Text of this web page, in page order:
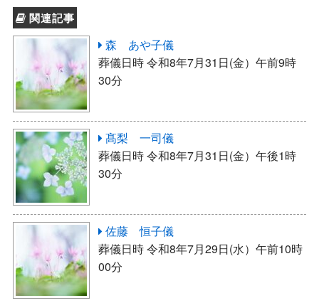
関連記事
森 あや子儀
葬儀日時 令和8年7月31日(金）午前9時
30分
髙梨 一司儀
葬儀日時 令和8年7月31日(金）午後1時
30分
佐藤 恒子儀
葬儀日時 令和8年7月29日(水）午前10時
00分